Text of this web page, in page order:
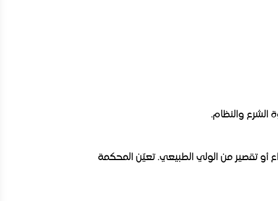
الشرع والنظام.
أو تقصير من الولي الطبيعي. تعيّن المحكمة